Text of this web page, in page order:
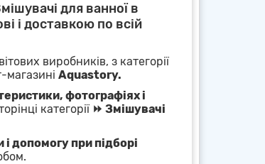
для ванної в
і доставкою по всій
виробників, з категорії
магазині Aquastory.
фотографіях і
категорії ⏩ Змішувачі
допомогу при підборі